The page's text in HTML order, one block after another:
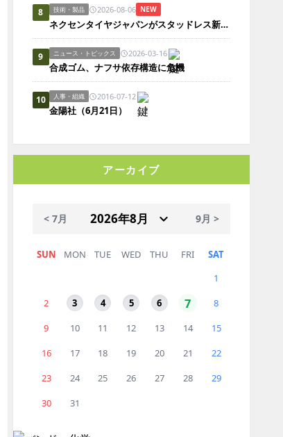
8 技術・製品 2026-08-06 NEW
ネクセンタイヤジャパンがスタッドレス新製品、日本市場にらみ開発
9 ニュース・トピックス 2026-03-16
合成ゴム、ナフサ依存構造に危機
10 人事・組織 2016-07-12
金陽社（6月21日）
アーカイブ
< 7月 9月 >
SUN MON TUE WED THU FRI
SAT
1
2
3 4 5 6 7
8
9
10 11 12 13 14
15
16
17 18 19 20 21
22
23
24 25 26 27 28
29
30
31